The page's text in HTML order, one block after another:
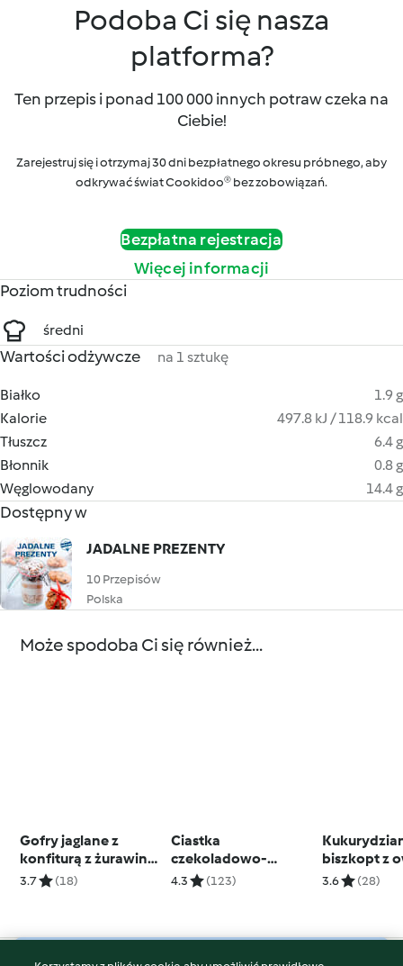
Podoba Ci się nasza
platforma?
Ten przepis i ponad 100 000 innych potraw czeka na
Ciebie!
Zarejestruj się i otrzymaj 30 dni bezpłatnego okresu próbnego, aby
odkrywać świat Cookidoo® bez zobowiązań.
Bezpłatna rejestracja
Więcej informacji
Poziom trudności
średni
Wartości odżywcze na 1 sztukę
Białko
1.9 g
Kalorie
497.8 kJ / 118.9 kcal
Tłuszcz
6.4 g
Błonnik
0.8 g
Węglowodany
14.4 g
Dostępny w
JADALNE PREZENTY
10 Przepisów
Polska
Może spodoba Ci się również...
Gofry jaglane z
konfiturą z żurawiny i
kozim serem
3.7 (18)
Ciastka
czekoladowo-
pomarańczowe (bez
4.3 (123)
biszkopt z
3.6 (28)